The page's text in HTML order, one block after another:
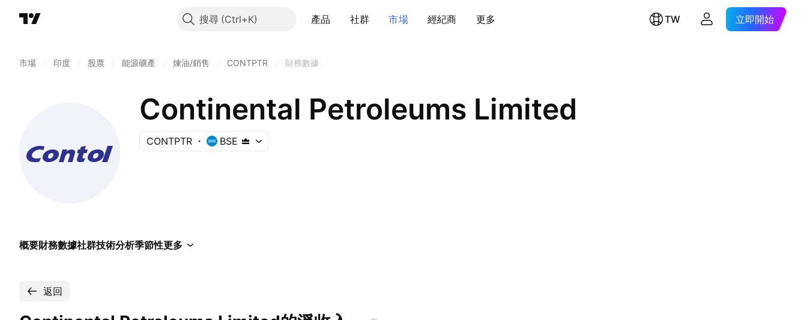
搜尋 產品 社群 市場 經紀商 更多 TW 立即開始
市場 印度 股票 能源礦產 煉油/銷售 CONTPTR 財務數據
Continental Petroleums Limited
CONTPTR BSE
概要財務數據社群技術分析季節性更多
返回